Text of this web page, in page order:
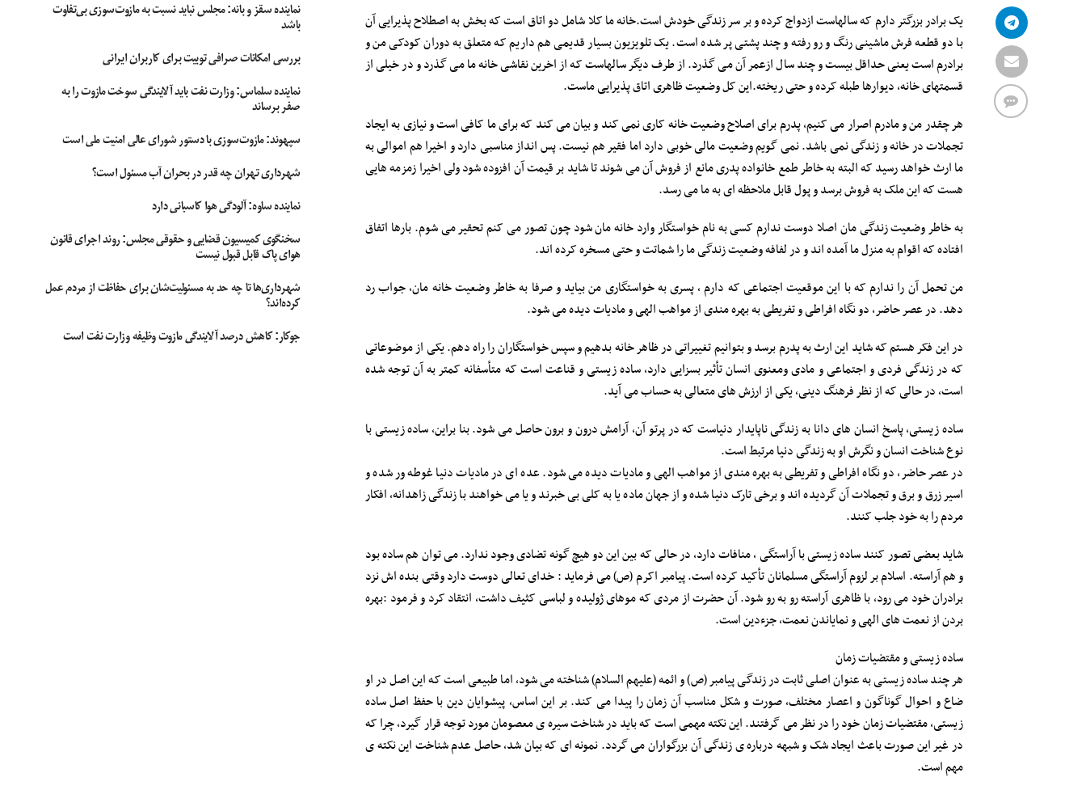
یک برادر بزرگتر دارم که سالهاست ازدواج کرده و بر سر زندگی خودش است.خانه ما کلا شامل دو اتاق است که بخش به اصطلاح پذیرایی آن
با دو قطعه فرش ماشینی رنگ و رو رفته و چند پشتی پر شده است. یک تلویزیون بسیار قدیمی هم داریم که متعلق به دوران کودکی من و
برادرم است یعنی حداقل بیست و چند سال ازعمر آن می گذرد. از طرف دیگر سالهاست که از اخرین نقاشی خانه ما می گذرد و در خیلی از
قسمتهای خانه، دیوارها طبله کرده و حتی ریخته.این کل وضعیت ظاهری اتاق پذیرایی ماست.
هر چقدر من و مادرم اصرار می کنیم، پدرم برای اصلاح وضعیت خانه کاری نمی کند و بیان می کند که برای ما کافی است و نیازی به ایجاد
تجملات در خانه و زندگی نمی باشد. نمی گویم وضعیت مالی خوبی دارد اما فقیر هم نیست. پس انداز مناسبی دارد و اخیرا هم اموالی به
ما ارث خواهد رسید که البته به خاطر طمع خانواده پدری مانع از فروش آن می شوند تا شاید بر قیمت آن افزوده شود ولی اخیرا زمزمه هایی
هست که این ملک به فروش برسد و پول قابل ملاحظه ای به ما می رسد.
به خاطر وضعیت زندگی مان اصلا دوست ندارم کسی به نام خواستگار وارد خانه مان شود چون تصور می کنم تحقیر می شوم. بارها اتفاق
افتاده که اقوام به منزل ما آمده اند و در لفافه وضعیت زندگی ما را شماتت و حتی مسخره کرده اند.
من تحمل آن را ندارم که با این موقعیت اجتماعی که دارم ، پسری به خواستگاری من بیاید و صرفا به خاطر وضعیت خانه مان، جواب رد
دهد. در عصر حاضر، دو نگاه افراطی و تفریطی به بهره مندی از مواهب الهی و مادیات دیده می شود.
در این فکر هستم که شاید این ارث به پدرم برسد و بتوانیم تغییراتی در ظاهر خانه بدهیم و سپس خواستگاران را راه دهم. یکی از موضوعاتی
که در زندگی فردی و اجتماعی و مادی ومعنوی انسان تأثیر بسزایی دارد، ساده زیستی و قناعت است که متأسفانه کمتر به آن توجه شده
است، در حالی که از نظر فرهنگ دینی، یکی از ارزش های متعالی به حساب می آید.
ساده زیستی، پاسخ انسان های دانا به زندگی ناپایدار دنیاست که در پرتو آن، آرامش درون و برون حاصل می شود. بنا براین، ساده زیستی با
نوع شناخت انسان و نگرش او به زندگی دنیا مرتبط است.
در عصر حاضر، دو نگاه افراطی و تفریطی به بهره مندی از مواهب الهی و مادیات دیده می شود. عده ای در مادیات دنیا غوطه ور شده و
اسیر زرق و برق و تجملات آن گردیده اند و برخی تارک دنیا شده و از جهان ماده یا به کلی بی خبرند و یا می خواهند با زندگی زاهدانه، افکار
مردم را به خود جلب کنند.
شاید بعضی تصور کنند ساده زیستی با آراستگی ، منافات دارد، در حالی که بین این دو هیچ گونه تضادی وجود ندارد. می توان هم ساده بود
و هم آراسته. اسلام بر لزوم آراستگی مسلمانان تأکید کرده است. پیامبر اکرم (ص) می فرماید : خدای تعالی دوست دارد وقتی بنده اش نزد
برادران خود می رود، با ظاهری آراسته رو به رو شود. آن حضرت از مردی که موهای ژولیده و لباسی کثیف داشت، انتقاد کرد و فرمود :بهره
بردن از نعمت های الهی و نمایاندن نعمت، جزءدین است.
ساده زیستی و مقتضیات زمان
هر چند ساده زیستی به عنوان اصلی ثابت در زندگی پیامبر (ص) و ائمه (علیهم السلام) شناخته می شود، اما طبیعی است که این اصل در او
ضاع و احوال گوناگون و اعصار مختلف، صورت و شکل مناسب آن زمان را پیدا می کند. بر این اساس، پیشوایان دین با حفظ اصل ساده
زیستی، مقتضیات زمان خود را در نظر می گرفتند. این نکته مهمی است که باید در شناخت سیره ی معصومان مورد توجه قرار گیرد، چرا که
در غیر این صورت باعث ایجاد شک و شبهه درباره ی زندگی آن بزرگواران می گردد. نمونه ای که بیان شد، حاصل عدم شناخت این نکته ی
مهم است.
نماینده سقز و بانه: مجلس نباید نسبت به مازوت‌سوزی بی‌تفاوت
باشد
بررسی امکانات صرافی توبیت برای کاربران ایرانی
نماینده سلماس: وزارت نفت باید آلایندگی سوخت مازوت را به
صفر برساند
سپهوند:‌ مازوت‌سوزی با دستور شورای عالی امنیت ملی است
شهرداری تهران چه قدر در بحران آب مسئول است؟
نماینده ساوه: آلودگی هوا کاسبانی دارد
سخنگوی کمیسیون قضایی و حقوقی مجلس: روند اجرای قانون
هوای پاک قابل قبول نیست
شهرداری‌ها تا چه حد به مسئولیت‌شان برای حفاظت از مردم عمل
کرده‌اند؟
جوکار: کاهش درصد آلایندگی مازوت وظیفه وزارت نفت است